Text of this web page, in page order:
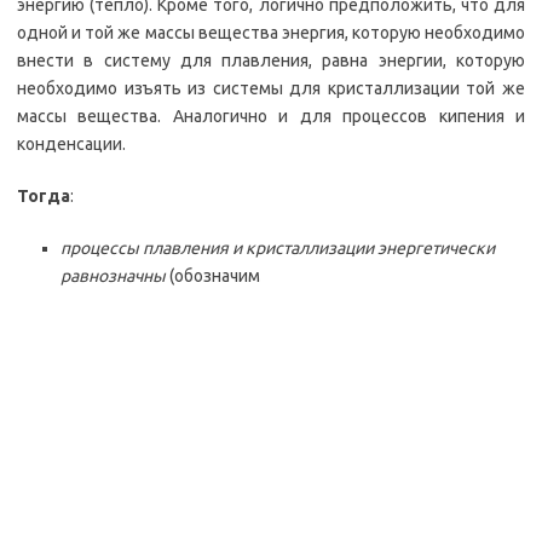
энергию (тепло). Кроме того, логично предположить, что для
одной и той же массы вещества энергия, которую необходимо
внести в систему для плавления, равна энергии, которую
необходимо изъять из системы для кристаллизации той же
массы вещества. Аналогично и для процессов кипения и
конденсации.
Тогда:
процессы плавления и кристаллизации энергетически
равнозначны(обозначим